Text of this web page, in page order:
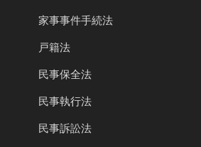
家事事件手続法
戸籍法
民事保全法
民事執行法
民事訴訟法